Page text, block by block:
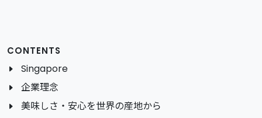
CONTENTS
Singapore
企業理念
美味しさ・安心を世界の産地から